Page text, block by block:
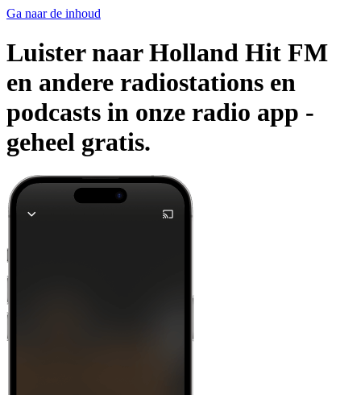
Ga naar de inhoud
Luister naar Holland Hit FM
en andere radiostations en
podcasts in onze radio app -
geheel gratis.